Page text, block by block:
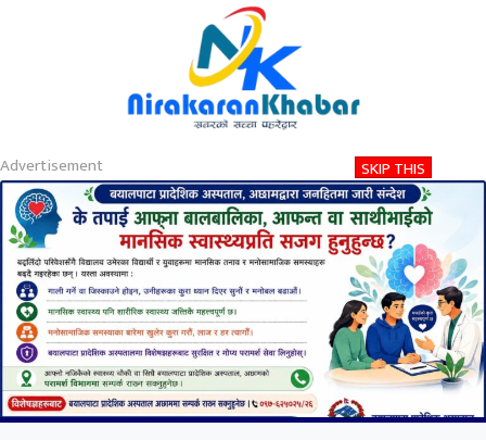
Privacy
बिहिबार, साउन २१, २०८३
Nirakaran Khabar